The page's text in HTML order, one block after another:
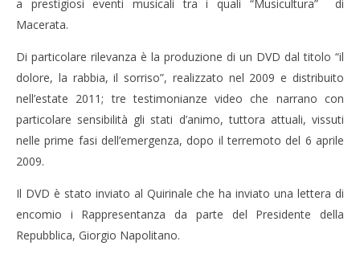
a prestigiosi eventi musicali tra i quali “Musicultura” di
Macerata.
Di particolare rilevanza è la produzione di un DVD dal titolo “il
dolore, la rabbia, il sorriso”, realizzato nel 2009 e distribuito
nell’estate 2011; tre testimonianze video che narrano con
particolare sensibilità gli stati d’animo, tuttora attuali, vissuti
nelle prime fasi dell’emergenza, dopo il terremoto del 6 aprile
2009.
Il DVD è stato inviato al Quirinale che ha inviato una lettera di
encomio i Rappresentanza da parte del Presidente della
Repubblica, Giorgio Napolitano.